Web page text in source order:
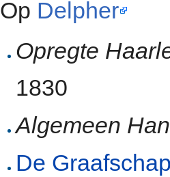
Op Delpher
Opregte
1830
Algemeen
De